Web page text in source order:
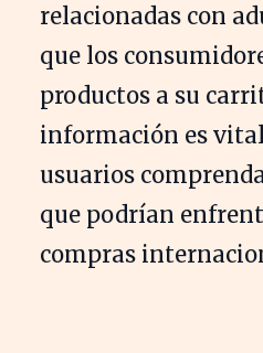
relacionadas con
que los
productos a su
información es
usuarios
que podrían
compras